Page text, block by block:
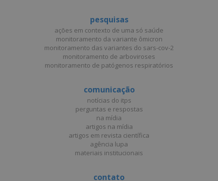
pesquisas
ações em contexto de uma só saúde
monitoramento da variante ômicron
monitoramento das variantes do sars-cov-2
monitoramento de arboviroses
monitoramento de patógenos respiratórios
comunicação
notícias do itps
perguntas e respostas
na mídia
artigos na mídia
artigos em revista científica
agência lupa
materiais institucionais
contato